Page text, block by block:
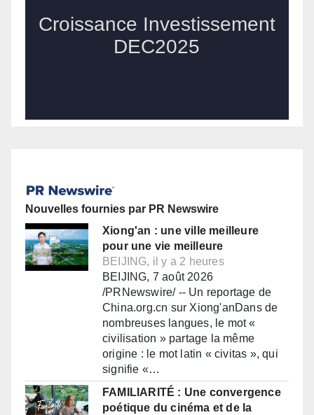
Nouvelles fournies par PR Newswire
Xiong'an : une ville meilleure
pour une vie meilleure
BEIJING, il y a 2 heures
BEIJING, 7 août 2026
/PRNewswire/ -- Un reportage de
China.org.cn sur Xiong'anDans de
nombreuses langues, le mot «
civilisation » partage la même
origine : le mot latin « civitas », qui
signifie «…
FAMILIARITÉ : Une convergence
poétique du cinéma et de la